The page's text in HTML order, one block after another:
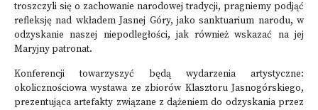
troszczyli się o zachowanie narodowej tradycji, pragniemy podjąć
refleksję nad wkładem Jasnej Góry, jako sanktuarium narodu, w
odzyskanie naszej niepodległości, jak również wskazać na jej
Maryjny patronat.
Konferencji towarzyszyć będą wydarzenia artystyczne:
okolicznościowa wystawa ze zbiorów Klasztoru Jasnogórskiego,
prezentująca artefakty związane z dążeniem do odzyskania przez